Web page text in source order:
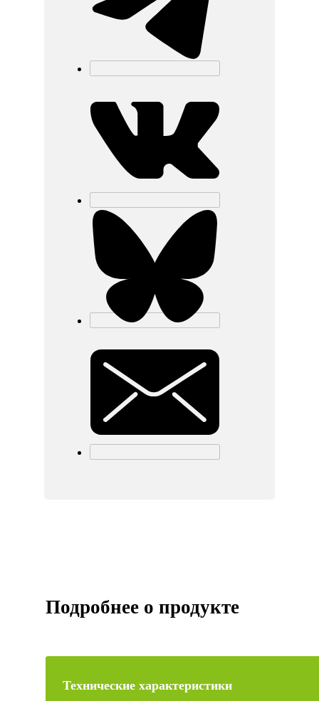
Подробнее о продукте
Технические характеристики